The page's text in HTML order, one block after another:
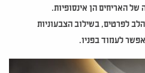
האריחים הן אינסופיות.
לפרטים, בשילוב הצבעוניות
לעמוד בפניו.